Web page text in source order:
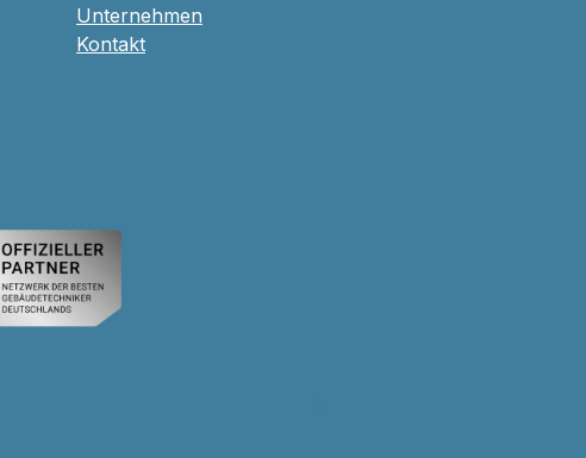
Unternehmen
Kontakt